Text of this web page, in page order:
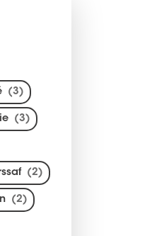
(3)
(3)
(2)
(2)